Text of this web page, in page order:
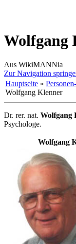
Wolfgang
Aus WikiMANNia
Zur Navigation
Hauptseite »
Wolfgang Klenner
Dr. rer. nat. Wolfgang
Psychologe.
Wolfgang